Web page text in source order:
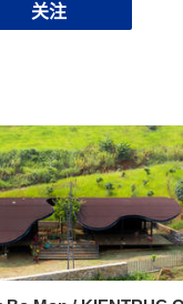
关注